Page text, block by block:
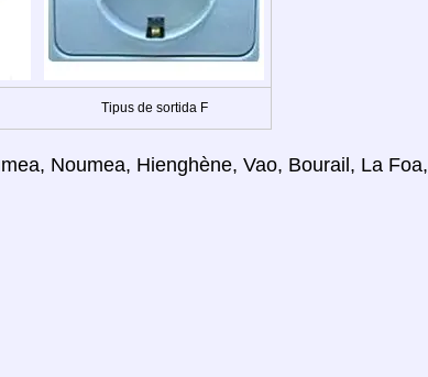
Tipus de sortida F
Noumea, Hienghène, Vao, Bourail, La Foa,